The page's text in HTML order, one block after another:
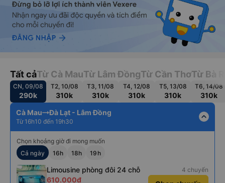
Tất cảTừ Cà MauTừ Lâm ĐồngTừ Cần ThơTừ Bà
CN, 09/08
290k
T2, 10/08
310k
T3, 11/08
310k
T4, 12/08
310k
T5, 13/08
310k
T6, 14/08
310k
Cà Mau
Đà Lạt - Lâm Đồng
Từ 16h10 đến 19h30 expand_less
Chọn khoảng giờ đi mong muốn
Cả ngày
16h 18h 19h
Limousine phòng đôi 24 chỗ 4 chuyến
610.000đ